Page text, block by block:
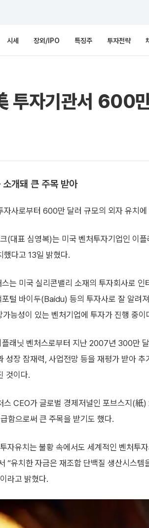
시세 장외/IPO 특징주 투자전략
투자기관서 600
개돼 큰 주목 받아
자사로부터 600만 달러 규모의 외자 유치에
(대표 심영복)는 미국 벤처투자기업인 이
다고 13일 밝혔다.
는 미국 실리콘밸리 소재의 투자회사로 인
털 바이두(Baidu) 등의 투자사로 잘 알려
능성이 있는 벤처기업에 투자가 진행 중이
래닛 벤처스로부터 지난 2007년 300만
성장 잠재력, 사업전망 등을 재평가 받아 추
것이다.
스 CEO가 글로벌 경제저널인 포브스지(
함으로써 큰 주목을 받기도 했다.
자유치는 불황 속에서도 세계적인 벤처투
“유치한 자금은 재조합 단백질 생산시스
라고 밝혔다.